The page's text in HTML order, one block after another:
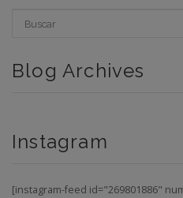
Blog Archives
Instagram
[instagram-feed id="269801886"